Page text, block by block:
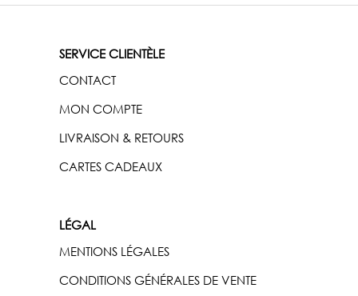
SERVICE CLIENTÈLE
CONTACT
MON COMPTE
LIVRAISON & RETOURS
CARTES CADEAUX
LÉGAL
MENTIONS LÉGALES
CONDITIONS GÉNÉRALES DE VENTE